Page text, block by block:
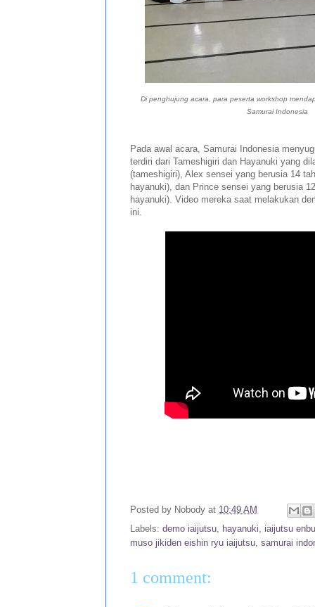
Di penghujung acara, para peserta workshop
Samurai Indonesia
Pada awal acara, Samurai Indonesia
terdiri dari Tameshigiri dan Hayanuki yang
(tameshigiri), Alex sensei yang berusia 14
hayanuki), dan Prince sensei yang berusia
hayanuki). Video mereka saat melakukan
ini.
Posted by Nobody at 10:49 AM
Labels: demo iaijutsu hayanuki
iaijutsu enbu
muso jikiden eishin ryu iaijutsu samurai
1 comment: